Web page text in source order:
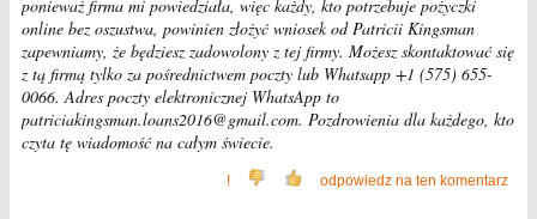
ponieważ firma mi powiedziała, więc każdy, kto potrzebuje pożyczki
online bez oszustwa, powinien złożyć wniosek od Patricii Kingsman
zapewniamy, że będziesz zadowolony z tej firmy. Możesz skontaktować się
z tą firmą tylko za pośrednictwem poczty lub Whatsapp +1 (575) 655-
0066. Adres poczty elektronicznej WhatsApp to
patriciakingsman.loans2016@gmail.com. Pozdrowienia dla każdego, kto
czyta tę wiadomość na całym świecie.
! odpowiedz na ten komentarz